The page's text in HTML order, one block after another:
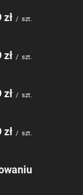
zł / szt.
zł / szt.
zł / szt.
zł / szt.